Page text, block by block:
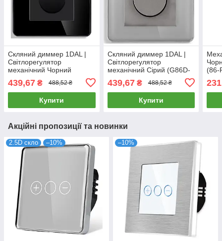
Скляний диммер 1DAL |
Світлорегулятор
механічний Чорний
439,67 ₴ 488,52 ₴
Купити
Скляний диммер 1DAL |
Світлорегулятор
механічний Сірий (G86D-
439,67₴ 488,52 ₴
Купити
(86-
Акційні пропозиції та новинки
2.5D скло –10% –10%